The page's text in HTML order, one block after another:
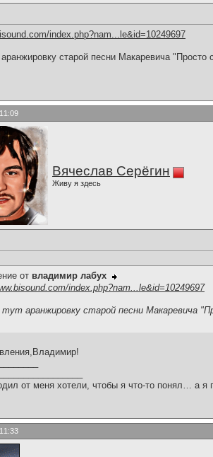
index.php?nam...le&id=10249697
старой песни Макаревича "Просто
Вячеслав Серёгин
Живу я здесь
от владимир лабух
index.php?nam...le&id=10249697
тут аранжировку старой песни Макаревича
от меня хотели, чтобы я что-то понял… а